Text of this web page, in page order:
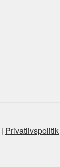
| Privatlivspolitik